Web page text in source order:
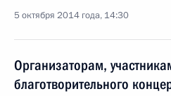
5 октября 2014 года, 14:30
Организаторам,
благотворительного